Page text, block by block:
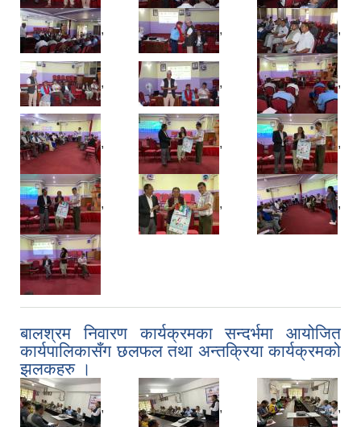
, , ,
, , ,
, , ,
, , ,
बालश्रम निवारण कार्यक्रमका सन्दर्भमा आयोजित
कार्यपालिकासँग छलफल तथा अन्तक्रिया कार्यक्रमको
झलकहरु ।
, , ,